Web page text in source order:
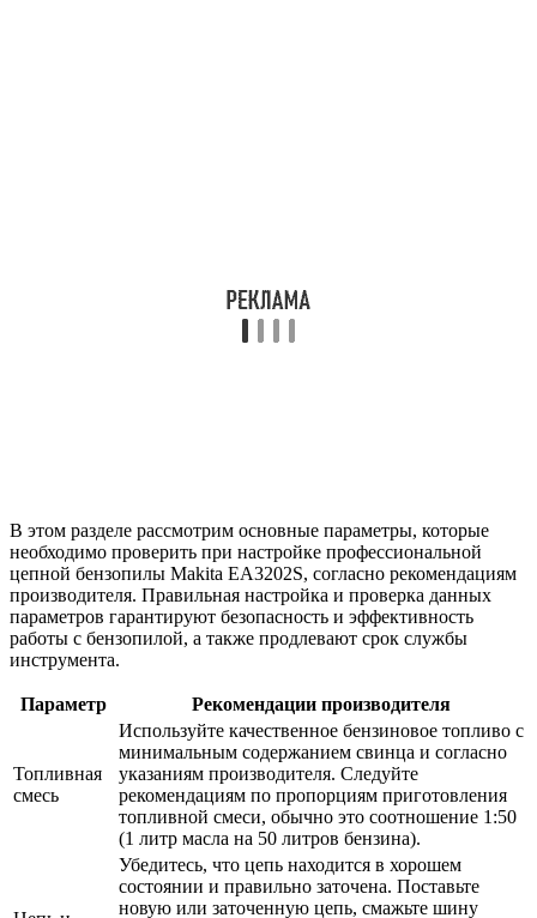
В этом разделе рассмотрим основные параметры, которые
необходимо проверить при настройке профессиональной
цепной бензопилы Makita EA3202S, согласно рекомендациям
производителя. Правильная настройка и проверка данных
параметров гарантируют безопасность и эффективность
работы с бензопилой, а также продлевают срок службы
инструмента.
Параметр Рекомендации производителя
Топливная
смесь
Используйте качественное бензиновое топливо с
минимальным содержанием свинца и согласно
указаниям производителя. Следуйте
рекомендациям по пропорциям приготовления
топливной смеси, обычно это соотношение 1:50
(1 литр масла на 50 литров бензина).
Убедитесь, что цепь находится в хорошем
состоянии и правильно заточена. Поставьте
новую или заточенную цепь, смажьте шину